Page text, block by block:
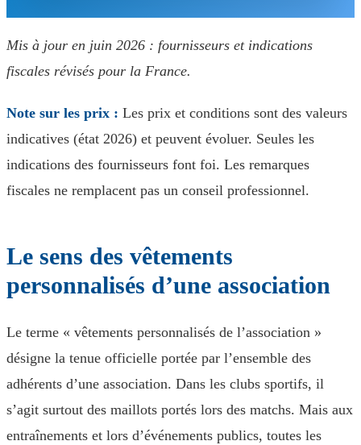
Mis à jour en juin 2026 : fournisseurs et indications
fiscales révisés pour la France.
Note sur les prix : Les prix et conditions sont des valeurs
indicatives (état 2026) et peuvent évoluer. Seules les
indications des fournisseurs font foi. Les remarques
fiscales ne remplacent pas un conseil professionnel.
Le sens des vêtements
personnalisés d’une association
Le terme « vêtements personnalisés de l’association »
désigne la tenue officielle portée par l’ensemble des
adhérents d’une association. Dans les clubs sportifs, il
s’agit surtout des maillots portés lors des matchs. Mais aux
entraînements et lors d’événements publics, toutes les